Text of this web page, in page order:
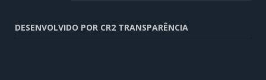
DESENVOLVIDO POR CR2 TRANSPARÊNCIA